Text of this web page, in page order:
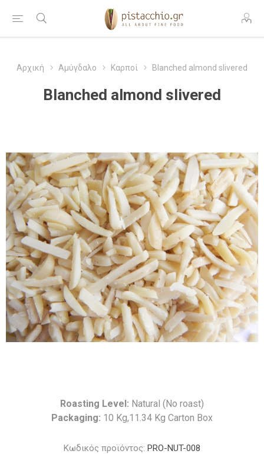
Αρχική Αμύγδαλο Καρποί Blanched almond slivered
Blanched almond slivered
Roasting Level: Natural (No roast)
Packaging: 10 Kg,11.34 Kg Carton Box
Κωδικός προϊόντος: PRO-NUT-008